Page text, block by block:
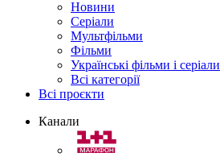
Новини
Серіали
Мультфільми
Фільми
Українські фільми і серіали
Всі категорії
Всі проєкти
Канали